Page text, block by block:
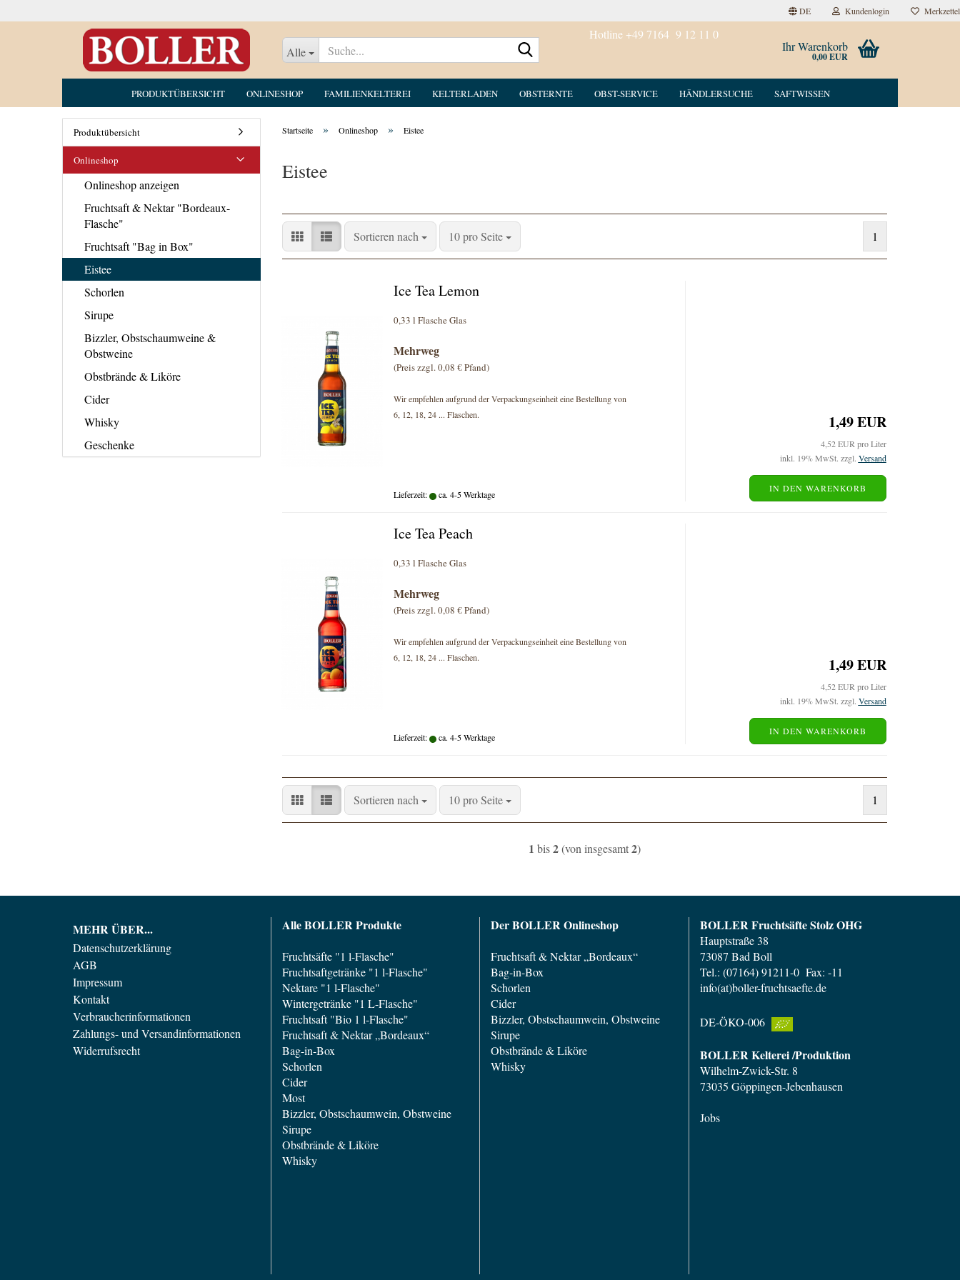
DE Kundenlogin Merkzettel
Alle
Hotline +49 7164 9 12 11 0
Ihr Warenkorb
0,00 EUR
PRODUKTÜBERSICHT ONLINESHOP FAMILIENKELTEREI KELTERLADEN OBSTERNTE OBST-SERVICE HÄNDLERSUCHE SAFTWISSEN
Startseite » Onlineshop » Eistee
Eistee
Sortieren nach
Sortieren nach 10 pro Seite
pro Seite 1
Ice Tea Lemon
0,33 l FlascheGlas
Mehrweg
(Preis zzgl. 0,08 € Pfand)
Wir empfehlen aufgrund der Verpackungseinheit eine Bestellung von
6, 12, 18, 24 ... Flaschen.
Lieferzeit: ca. 4-5 Werktage
1,49 EUR
4,52 EUR pro Liter
inkl. 19% MwSt. zzgl. Versand
IN DEN WARENKORB
Ice Tea Peach
0,33 l FlascheGlas
Mehrweg
(Preis zzgl. 0,08 € Pfand)
Wir empfehlen aufgrund der Verpackungseinheit eine Bestellung von
6, 12, 18, 24 ... Flaschen.
Lieferzeit: ca. 4-5 Werktage
1,49 EUR
4,52 EUR pro Liter
inkl. 19% MwSt. zzgl. Versand
IN DEN WARENKORB
Sortieren nach
Sortieren nach 10 pro Seite
pro Seite 1
1 bis2(von insgesamt2)
Produktübersicht
Onlineshop
Onlineshop anzeigen
Fruchtsaft & Nektar "Bordeaux-
Flasche"
Fruchtsaft "Bag in Box"
Eistee
Schorlen
Sirupe
Bizzler, Obstschaumweine &
Obstweine
Obstbrände & Liköre
Cider
Whisky
Geschenke
MEHR ÜBER...
Datenschutzerklärung
AGB
Impressum
Kontakt
Verbraucherinformationen
Zahlungs- und Versandinformationen
Widerrufsrecht
Alle BOLLER Produkte
Fruchtsäfte "1 l-Flasche"
Fruchtsaftgetränke "1 l-Flasche"
Nektare "1 l-Flasche"
Wintergetränke "1 L-Flasche"
Fruchtsaft "Bio 1 l-Flasche"
Fruchtsaft & Nektar „Bordeaux“
Bag-in-Box
Schorlen
Cider
Most
Bizzler, Obstschaumwein, Obstweine
Sirupe
Obstbrände & Liköre
Whisky
Der BOLLER Onlineshop
Fruchtsaft & Nektar „Bordeaux“
Bag-in-Box
Schorlen
Cider
Bizzler, Obstschaumwein, Obstweine
Sirupe
Obstbrände & Liköre
Whisky
BOLLER Fruchtsäfte Stolz OHG
Hauptstraße 38
73087 Bad Boll
Tel.: (07164) 91211-0 Fax: -11
info(at)boller-fruchtsaefte.de
DE-ÖKO-006
BOLLER Kelterei /Produktion
Wilhelm-Zwick-Str. 8
73035 Göppingen-Jebenhausen
Jobs